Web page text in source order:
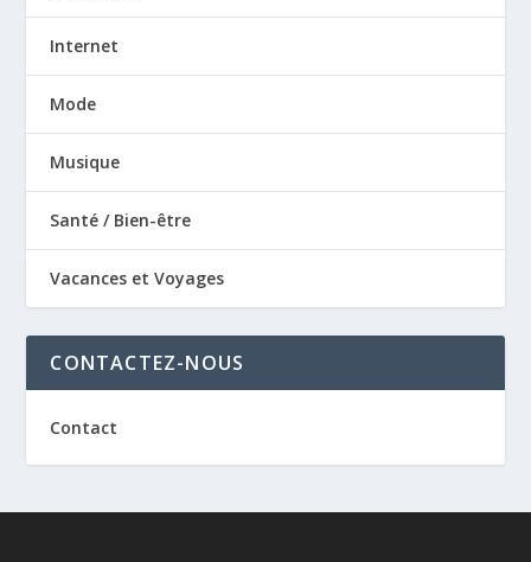
Internet
Mode
Musique
Santé / Bien-être
Vacances et Voyages
CONTACTEZ-NOUS
Contact